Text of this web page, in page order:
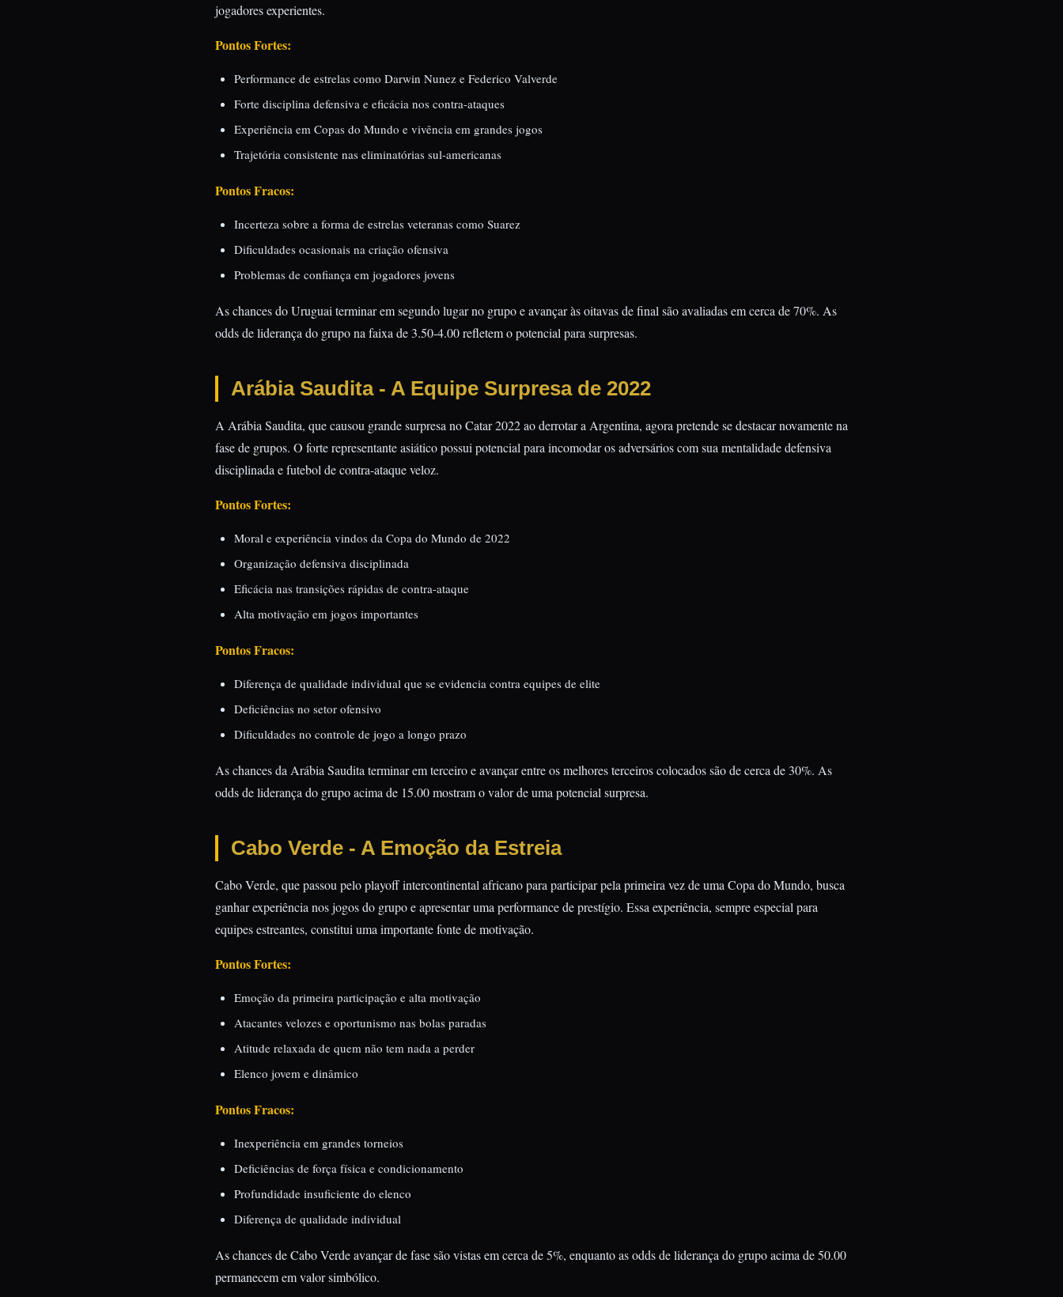
jogadores experientes.
Pontos Fortes:
Performance de estrelas como Darwin Nunez e Federico Valverde
Forte disciplina defensiva e eficácia nos contra-ataques
Experiência em Copas do Mundo e vivência em grandes jogos
Trajetória consistente nas eliminatórias sul-americanas
Pontos Fracos:
Incerteza sobre a forma de estrelas veteranas como Suarez
Dificuldades ocasionais na criação ofensiva
Problemas de confiança em jogadores jovens
As chances do Uruguai terminar em segundo lugar no grupo e avançar às oitavas de final são avaliadas em cerca de 70%. As
odds de liderança do grupo na faixa de 3.50-4.00 refletem o potencial para surpresas.
Arábia Saudita - A Equipe Surpresa de 2022
A Arábia Saudita, que causou grande surpresa no Catar 2022 ao derrotar a Argentina, agora pretende se destacar novamente na
fase de grupos. O forte representante asiático possui potencial para incomodar os adversários com sua mentalidade defensiva
disciplinada e futebol de contra-ataque veloz.
Pontos Fortes:
Moral e experiência vindos da Copa do Mundo de 2022
Organização defensiva disciplinada
Eficácia nas transições rápidas de contra-ataque
Alta motivação em jogos importantes
Pontos Fracos:
Diferença de qualidade individual que se evidencia contra equipes de elite
Deficiências no setor ofensivo
Dificuldades no controle de jogo a longo prazo
As chances da Arábia Saudita terminar em terceiro e avançar entre os melhores terceiros colocados são de cerca de 30%. As
odds de liderança do grupo acima de 15.00 mostram o valor de uma potencial surpresa.
Cabo Verde - A Emoção da Estreia
Cabo Verde, que passou pelo playoff intercontinental africano para participar pela primeira vez de uma Copa do Mundo, busca
ganhar experiência nos jogos do grupo e apresentar uma performance de prestígio. Essa experiência, sempre especial para
equipes estreantes, constitui uma importante fonte de motivação.
Pontos Fortes:
Emoção da primeira participação e alta motivação
Atacantes velozes e oportunismo nas bolas paradas
Atitude relaxada de quem não tem nada a perder
Elenco jovem e dinâmico
Pontos Fracos:
Inexperiência em grandes torneios
Deficiências de força física e condicionamento
Profundidade insuficiente do elenco
Diferença de qualidade individual
As chances de Cabo Verde avançar de fase são vistas em cerca de 5%, enquanto as odds de liderança do grupo acima de 50.00
permanecem em valor simbólico.